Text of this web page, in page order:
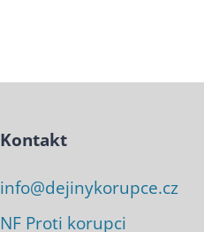
Kontakt
info@dejinykorupce.cz
NF Proti korupci